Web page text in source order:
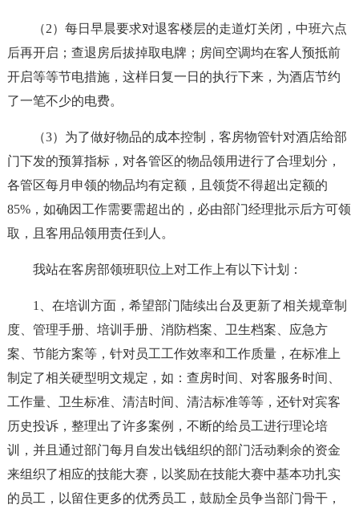
（2）每日早晨要求对退客楼层的走道灯关闭，中班六点
后再开启；查退房后拔掉取电牌；房间空调均在客人预抵前
开启等等节电措施，这样日复一日的执行下来，为酒店节约
了一笔不少的电费。
（3）为了做好物品的成本控制，客房物管针对酒店给部
门下发的预算指标，对各管区的物品领用进行了合理划分，
各管区每月申领的物品均有定额，且领货不得超出定额的
85%，如确因工作需要需超出的，必由部门经理批示后方可领
取，且客用品领用责任到人。
我站在客房部领班职位上对工作上有以下计划：
1、在培训方面，希望部门陆续出台及更新了相关规章制
度、管理手册、培训手册、消防档案、卫生档案、应急方
案、节能方案等，针对员工工作效率和工作质量，在标准上
制定了相关硬型明文规定，如：查房时间、对客服务时间、
工作量、卫生标准、清洁时间、清洁标准等等，还针对宾客
历史投诉，整理出了许多案例，不断的给员工进行理论培
训，并且通过部门每月自发出钱组织的部门活动剩余的资金
来组织了相应的技能大赛，以奖励在技能大赛中基本功扎实
的员工，以留住更多的优秀员工，鼓励全员争当部门骨干，